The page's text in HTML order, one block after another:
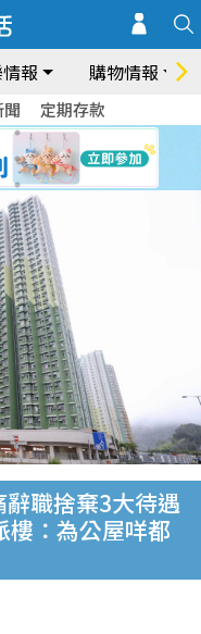
報 購物情報
定期存款
職捨棄3大待遇
樓：為公屋咩都